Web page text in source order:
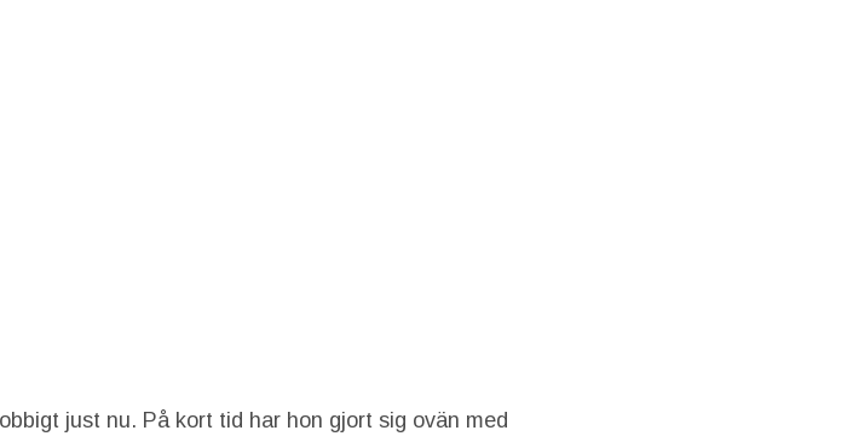
just nu. På kort tid har hon gjort sig ovän med